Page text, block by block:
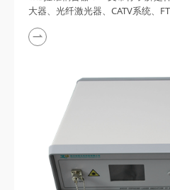
FTTH/LAN等领域的实际应
大器、光纤激光器、CATV系统、
1x5拉锥耦合器，在光纤通信与传
其独特的设计、卓越的性能以及广
款产品的内在魅力。 一、1...